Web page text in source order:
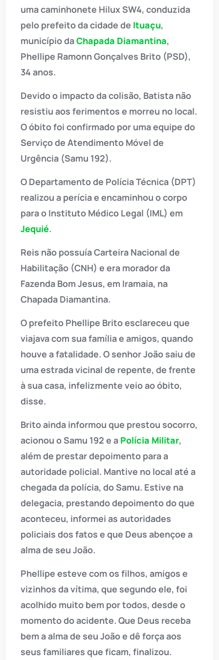
uma caminhonete Hilux SW4, conduzida
pelo prefeito da cidade de Ituaçu,
município daChapada Diamantina,
Phellipe Ramonn Gonçalves Brito (PSD),
34 anos.
Devido o impacto da colisão, Batista não
resistiu aos ferimentos e morreu no local.
O óbito foi confirmado por uma equipe do
Serviço de Atendimento Móvel de
Urgência (Samu 192).
O Departamento de Polícia Técnica (DPT)
realizou a perícia e encaminhou o corpo
para o Instituto Médico Legal (IML) em
Jequié.
Reis não possuía Carteira Nacional de
Habilitação (CNH) e era morador da
Fazenda Bom Jesus, em Iramaia, na
Chapada Diamantina.
O prefeito Phellipe Brito esclareceu que
viajava com sua família e amigos, quando
houve a fatalidade. O senhor João saiu de
uma estrada vicinal de repente, de frente
à sua casa, infelizmente veio ao óbito,
disse.
Brito ainda informou que prestou socorro,
acionou o Samu 192 e a Polícia Militar,
além de prestar depoimento para a
autoridade policial. Mantive no local até a
chegada da polícia, do Samu. Estive na
delegacia, prestando depoimento do que
aconteceu, informei as autoridades
policiais dos fatos e que Deus abençoe a
alma de seu João.
Phellipe esteve com os filhos, amigos e
vizinhos da vítima, que segundo ele, foi
acolhido muito bem por todos, desde o
momento do acidente. Que Deus receba
bem a alma de seu João e dê força aos
seus familiares que ficam, finalizou.